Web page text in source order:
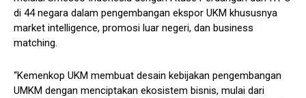
di 44 negara dalam pengembangan ekspor UKM khususnya
market intelligence, promosi luar negeri, dan business
matching.
“Kemenkop UKM membuat desain kebijakan pengembangan
UMKM dengan menciptakan ekosistem bisnis, mulai dari